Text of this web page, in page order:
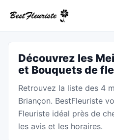
Découvrez les
et Bouquets de
Retrouvez la liste des 4
Briançon. BestFleuriste
Fleuriste idéal près de
les avis et les horaires.